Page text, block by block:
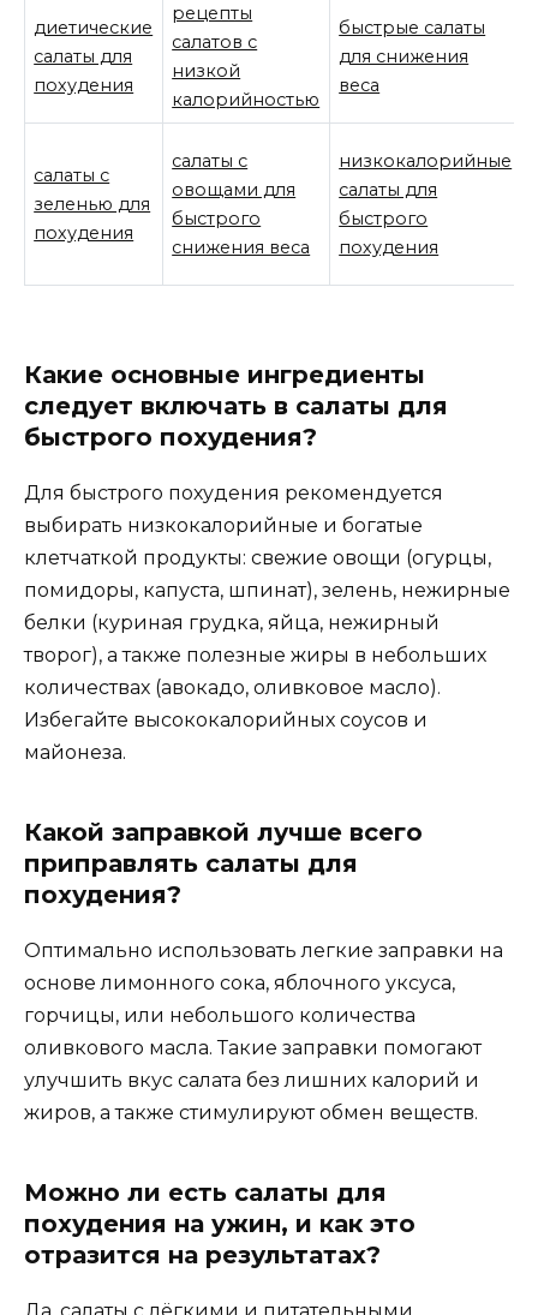
диетические
салаты для
похудения
рецепты
салатов с
низкой
калорийностью
быстрые салаты
для снижения
веса
салаты с
зеленью для
похудения
салаты с
овощами для
быстрого
снижения веса
низкокалорийные
салаты для
быстрого
похудения
Какие основные ингредиенты
следует включать в салаты для
быстрого похудения?
Для быстрого похудения рекомендуется
выбирать низкокалорийные и богатые
клетчаткой продукты: свежие овощи (огурцы,
помидоры, капуста, шпинат), зелень, нежирные
белки (куриная грудка, яйца, нежирный
творог), а также полезные жиры в небольших
количествах (авокадо, оливковое масло).
Избегайте высококалорийных соусов и
майонеза.
Какой заправкой лучше всего
приправлять салаты для
похудения?
Оптимально использовать легкие заправки на
основе лимонного сока, яблочного уксуса,
горчицы, или небольшого количества
оливкового масла. Такие заправки помогают
улучшить вкус салата без лишних калорий и
жиров, а также стимулируют обмен веществ.
Можно ли есть салаты для
похудения на ужин, и как это
отразится на результатах?